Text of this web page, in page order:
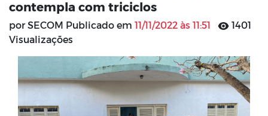
contempla com triciclos
por SECOM Publicado em 11/11/2022 às 11:51
1401
Visualizações